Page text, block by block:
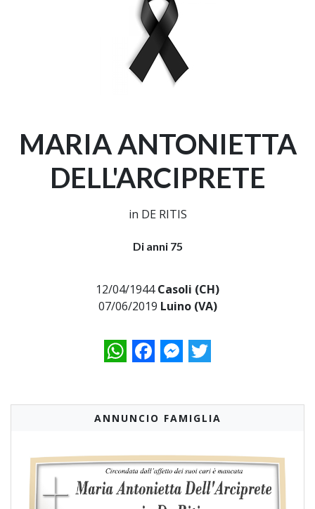
MARIA ANTONIETTA
DELL'ARCIPRETE
in DE RITIS
Di anni 75
12/04/1944Casoli (CH)
07/06/2019 Luino (VA)
WhatsAppFacebookMessenger
Twitter
ANNUNCIO FAMIGLIA